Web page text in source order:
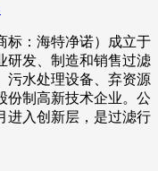
标：海特净诺）成立于
研发、制造和销售过滤
污水处理设备、弃资源
份制高新技术企业。公
进入创新层，是过滤行